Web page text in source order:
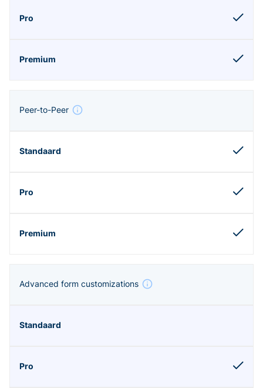
Peer-to-Peer
Advanced form customizations